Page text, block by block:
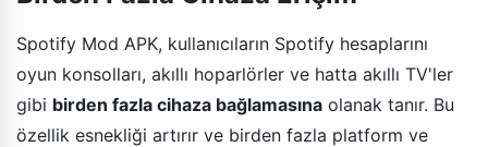
Spotify Mod APK, kullanıcıların Spotify hesaplarını
oyun konsolları, akıllı hoparlörler ve hatta akıllı TV'ler
gibi birden fazla cihaza bağlamasına olanak tanır. Bu
özellik esnekliği artırır ve birden fazla platform ve